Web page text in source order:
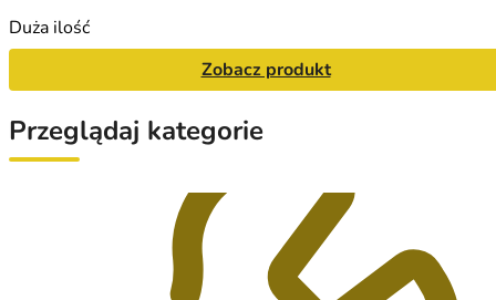
Duża ilość
Zobacz produkt
Przeglądaj kategorie